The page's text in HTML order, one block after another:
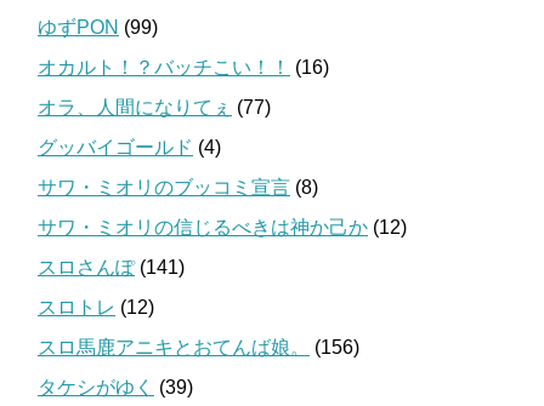
ゆずPON (99)
オカルト！？バッチこい！！
(16)
オラ、人間になりてぇ (77)
グッバイゴールド (4)
サワ・ミオリのブッコミ宣言 (8)
サワ・ミオリの信じるべきは神か己か (12)
スロさんぽ(141)
スロトレ (12)
スロ馬鹿アニキとおてんば娘。
(156)
タケシがゆく
(39)